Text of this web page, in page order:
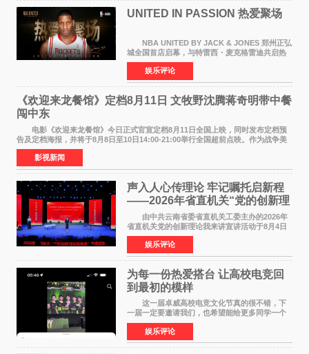
UNITED IN PASSION 热爱聚场
NBA UNITED BY JACK & JONES 郑州正弘
城全国首店启幕，与特雷西・麦克格雷迪共启热
爱 2026 年7 月21 日，
NBAUNITEDBYJACK&JONES 全国首店，于郑
州正弘城正式启幕。NBA 传奇球星
娱乐评论
《欢迎来龙餐馆》定档8月11日 文牧野沈腾蒋奇明带中餐
闯中东
电影《欢迎来龙餐馆》今日正式官宣定档8月11日全国上映，同时发布定档预
告及定档海报，并将于8月8日至10日14:00-21:00举行全国超前点映。作为战争美
食大片，影片讲述的是中国厨师徐福（沈腾
影视新闻
声入人心传理论 牢记嘱托启新程
——2026年省直机关“党的创新理
论我来讲”宣讲活动圆满落幕
由中共云南省委省直机关工委主办的2026年
省直机关党的创新理论我来讲宣讲活动于8月4日
至5日在昆明举办。活动以 "牢记嘱托 感恩奋进
开创云南发展新局面 "为主题，坚持以新时代中国
特色社会主义
娱乐评论
为每一份热爱搭台 让高校电竞回
到最初的模样
这一届卓威高校电竞文化节真的很不错，下
一届一定要邀请我们，也希望能给更多同学一个
来到现场的机会。 2026卓威高校电竞文化节
已经落下帷幕，在活动结束后，仍有不少高校电
竞社负责人和现
娱乐评论